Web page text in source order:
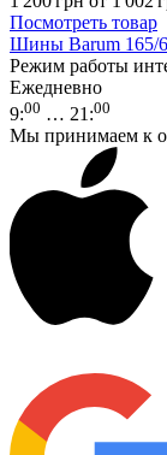
Посмотреть товар
Шины Barum 165/
Режим работы
Ежедневно
9:00 … 21:00
Мы принимаем к